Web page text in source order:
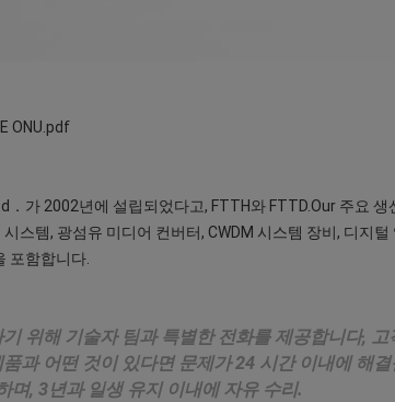
ONU.pdf
．가 2002년에 설립되었다고, FTTH와 FTTD.Our 주요
스템, 광섬유 미디어 컨버터, CWDM 시스템 장비, 디지털
포함합니다.
위해 기술자 팀과 특별한 전화를 제공합니다,
과 어떤 것이 있다면 문제가 24 시간 이내에 해
며, 3년과 일생 유지 이내에 자유 수리.